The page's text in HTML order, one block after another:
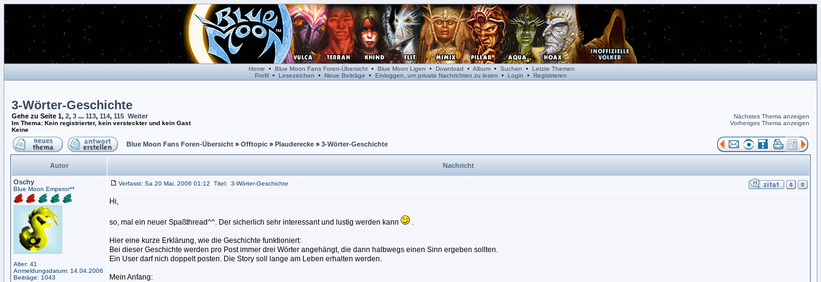
Home • Blue Moon Fans Foren-Übersicht• Blue Moon Ligen • Download • Album• Suchen • Letzte Themen
Profil• Lesezeichen • Neue Beiträge • Einloggen, um private Nachrichten zu lesen • Login • Registrieren
3-Wörter-Geschichte
Gehe zu Seite 1, 2, 3 ... 113, 114, 115 Weiter
Im Thema: Kein registrierter, kein versteckter und kein Gast
Keine
Nächstes Thema anzeigen
Vorheriges Thema anzeigen
Blue Moon Fans Foren-Übersicht » Offtopic » Plauderecke » 3-Wörter-Geschichte
Autor Nachricht
Oschy
Blue Moon Emperor**
Alter: 41
Anmeldungsdatum: 14.04.2006
Beiträge: 1043
Verfasst: Sa 20 Mai, 2006 01:12 Titel: 3-Wörter-Geschichte
Hi,
so, mal ein neuer Spaßthread^^. Der sicherlich sehr interessant und lustig werden kann .
Hier eine kurze Erklärung, wie die Geschichte funktioniert:
Bei dieser Geschichte werden pro Post immer drei Wörter angehängt, die dann halbwegs einen Sinn ergeben sollten.
Ein User darf nich doppelt posten. Die Story soll lange am Leben erhalten werden.
Mein Anfang: